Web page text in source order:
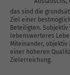
das sind die
Ziel einer
Beteiligten.
lebenswerteres
Miteinander, objektiv
einer höheren
Zielerreichung.